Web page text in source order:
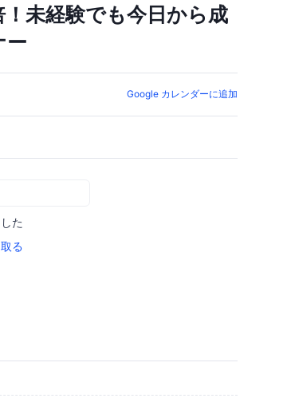
！未経験でも今日から成
ー
Google カレンダーに追加
た
る